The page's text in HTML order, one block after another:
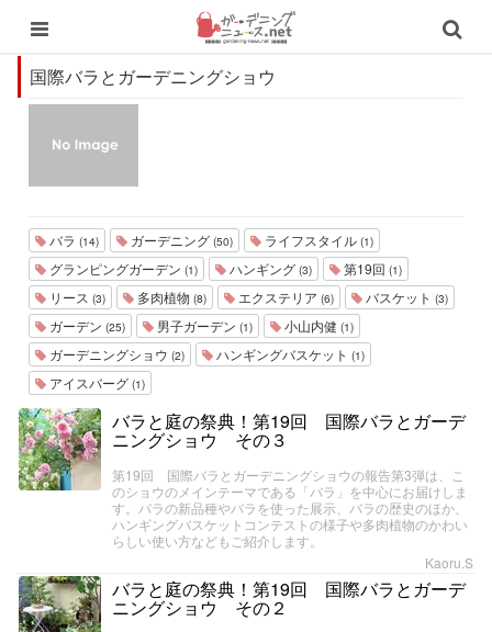
国際バラとガーデニングショウ
バラ (14) ガーデニング (50) ライフスタイル (1)
グランピングガーデン (1) ハンギング (3) 第19回 (1)
リース (3) 多肉植物 (8) エクステリア (6) バスケット (3)
ガーデン (25) 男子ガーデン (1) 小山内健 (1)
ガーデニングショウ (2) ハンギングバスケット (1)
アイスバーグ (1)
バラと庭の祭典！第19回 国際バラとガーデ
ニングショウ その３
第19回 国際バラとガーデニングショウの報告第3弾は、こ
のショウのメインテーマである「バラ」を中心にお届けしま
す。バラの新品種やバラを使った展示、バラの歴史のほか、
ハンギングバスケットコンテストの様子や多肉植物のかわい
らしい使い方などもご紹介します。
Kaoru.S
バラと庭の祭典！第19回 国際バラとガーデ
ニングショウ その２